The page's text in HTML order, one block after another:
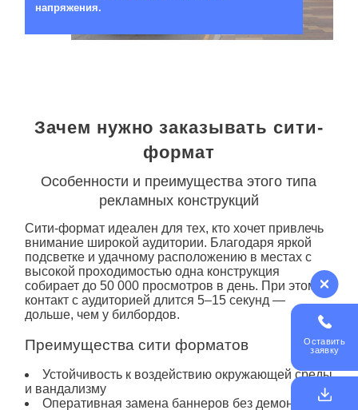
напряжения.
Зачем нужно заказывать сити-
формат
Особенности и преимущества этого типа
рекламных конструкций
Сити-формат идеален для тех, кто хочет привлечь
внимание широкой аудитории. Благодаря яркой
подсветке и удачному расположению в местах с
высокой проходимостью одна конструкция
собирает до 50 000 просмотров в день. При этом
контакт с аудиторией длится 5–15 секунд —
дольше, чем у билбордов.
Преимущества сити форматов
Устойчивость к воздействию окружающей среды
и вандализму
Оперативная замена баннеров без демонтажа
Оставить
заявку